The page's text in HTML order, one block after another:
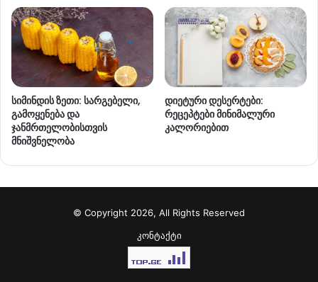
სიმინდის ზეთი: სარგებელი,
გამოყენება და
ჯანმრთელობისთვის
მნიშვნელობა
დიეტური დესერტები:
რეცეპტები მინიმალური
კალორიებით
© Copyright 2026, All Rights Reserved
კონტაქტი